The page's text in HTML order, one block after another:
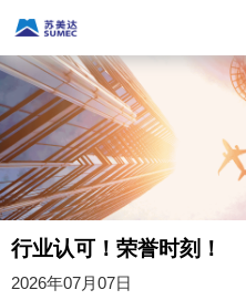
行业认可！荣誉时刻！
2026年07月07日